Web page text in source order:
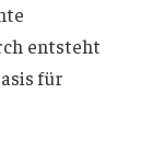
entsteht
für